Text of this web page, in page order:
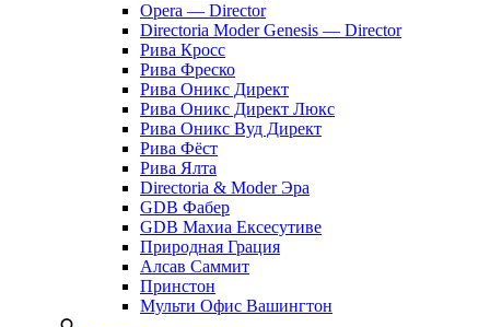
Opera — Director
Directoria Moder Genesis — Director
Рива Кросс
Рива Фреско
Рива Оникс Директ
Рива Оникс Директ Люкс
Рива Оникс Вуд Директ
Рива Фёст
Рива Ялта
Directoria & Moder Эра
GDB Фабер
GDB Махиа Ексесутиве
Природная Грация
Алсав Саммит
Принстон
Мульти Офис Вашингтон